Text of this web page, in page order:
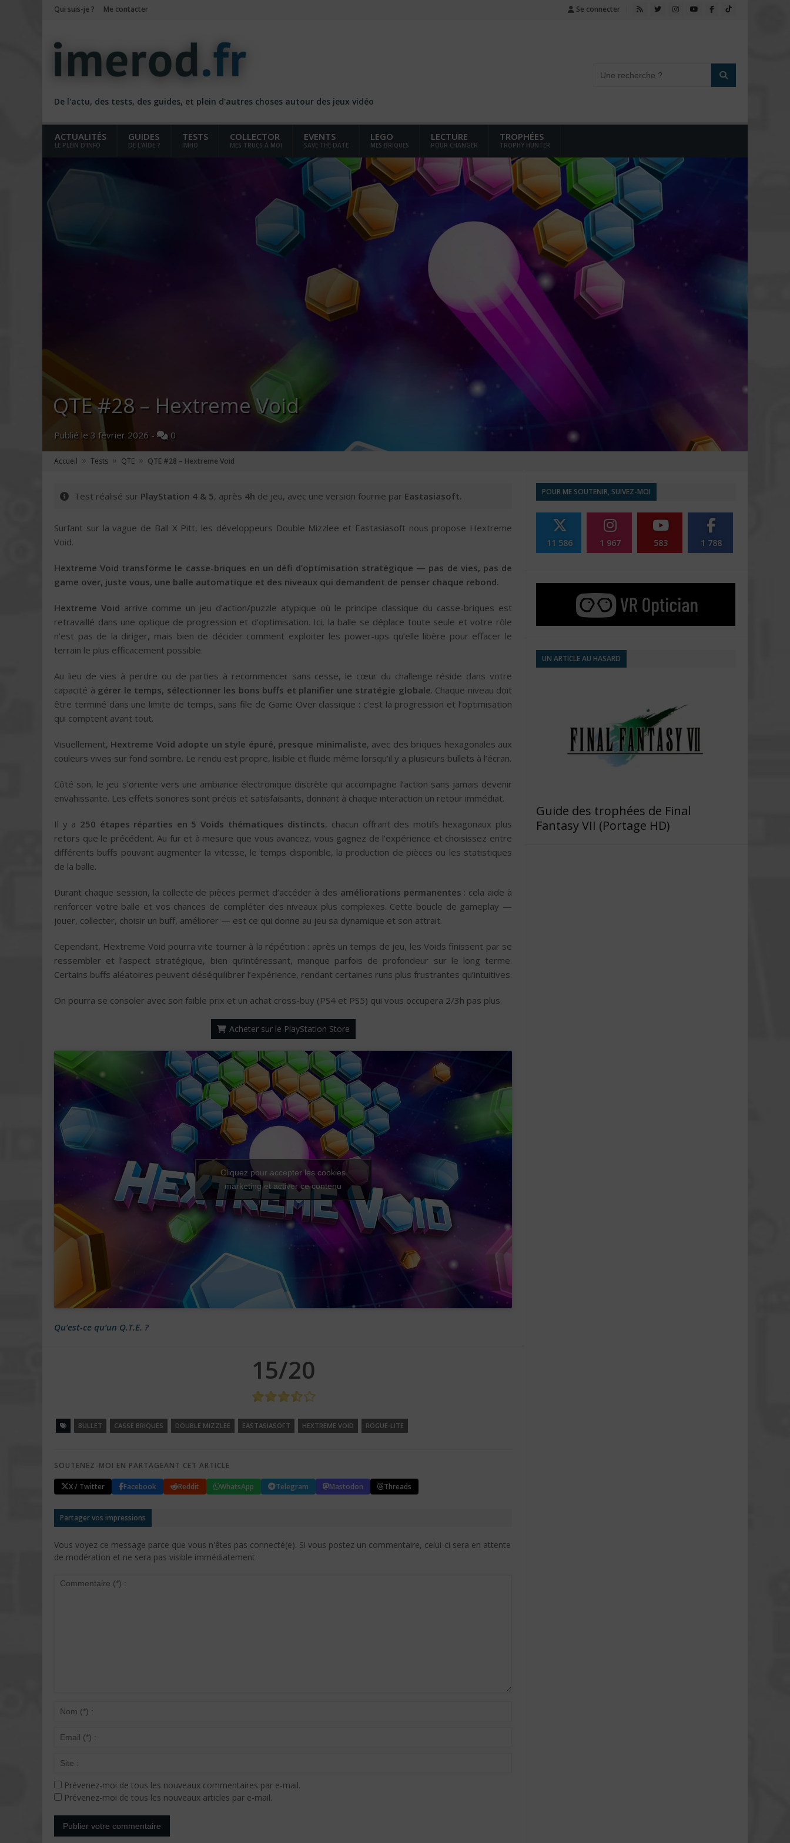
Qui suis-je ? Me contacter Se connecter
De l'actu, des tests, des guides, et plein d'autres choses autour des jeux vidéo
ACTUALITÉS
LE PLEIN D'INFO
GUIDES
DE L'AIDE ?
TESTS
IMHO
COLLECTOR
MES TRUCS À MOI
EVENTS
SAVE THE DATE
LEGO
MES BRIQUES
LECTURE
POUR CHANGER
TROPHÉES
TROPHY HUNTER
QTE #28 – Hextreme Void
Publié le 3 février 2026 - 0
Accueil » Tests » QTE » QTE #28 – Hextreme Void
Test réalisé sur PlayStation 4 & 5, après 4h de jeu, avec une version fournie par Eastasiasoft.
Surfant sur la vague de Ball X Pitt, les développeurs Double Mizzlee et Eastasiasoft nous propose Hextreme
Void.
Hextreme Void transforme le casse-briques en un défi d’optimisation stratégique — pas de vies, pas de
game over, juste vous, une balle automatique et des niveaux qui demandent de penser chaque rebond.
Hextreme Void arrive comme un jeu d’action/puzzle atypique où le principe classique du casse-briques est
retravaillé dans une optique de progression et d’optimisation. Ici, la balle se déplace toute seule et votre rôle
n’est pas de la diriger, mais bien de décider comment exploiter les power-ups qu’elle libère pour effacer le
terrain le plus efficacement possible.
Au lieu de vies à perdre ou de parties à recommencer sans cesse, le cœur du challenge réside dans votre
capacité à gérer le temps, sélectionner les bons buffs et planifier une stratégie globale. Chaque niveau doit
être terminé dans une limite de temps, sans file de Game Over classique : c’est la progression et l’optimisation
qui comptent avant tout.
Visuellement, Hextreme Void adopte un style épuré, presque minimaliste, avec des briques hexagonales aux
couleurs vives sur fond sombre. Le rendu est propre, lisible et fluide même lorsqu’il y a plusieurs bullets à l’écran.
Côté son, le jeu s’oriente vers une ambiance électronique discrète qui accompagne l’action sans jamais devenir
envahissante. Les effets sonores sont précis et satisfaisants, donnant à chaque interaction un retour immédiat.
Il y a 250 étapes réparties en 5 Voids thématiques distincts, chacun offrant des motifs hexagonaux plus
retors que le précédent. Au fur et à mesure que vous avancez, vous gagnez de l’expérience et choisissez entre
différents buffs pouvant augmenter la vitesse, le temps disponible, la production de pièces ou les statistiques
de la balle.
Durant chaque session, la collecte de pièces permet d’accéder à des améliorations permanentes : cela aide à
renforcer votre balle et vos chances de compléter des niveaux plus complexes. Cette boucle de gameplay —
jouer, collecter, choisir un buff, améliorer — est ce qui donne au jeu sa dynamique et son attrait.
Cependant, Hextreme Void pourra vite tourner à la répétition : après un temps de jeu, les Voids finissent par se
ressembler et l’aspect stratégique, bien qu’intéressant, manque parfois de profondeur sur le long terme.
Certains buffs aléatoires peuvent déséquilibrer l’expérience, rendant certaines runs plus frustrantes qu’intuitives.
On pourra se consoler avec son faible prix et un achat cross-buy (PS4 et PS5) qui vous occupera 2/3h pas plus.
Acheter sur le PlayStation Store
Cliquez pour accepter les cookies
marketing et activer ce contenu
Qu’est-ce qu’un Q.T.E. ?
15/20
BULLET CASSE BRIQUES DOUBLE MIZZLEE EASTASIASOFT HEXTREME VOID ROGUE-LITE
SOUTENEZ-MOI EN PARTAGEANT CET ARTICLE
X / Twitter Facebook Reddit WhatsApp Telegram Mastodon Threads
Partager vos impressions
Vous voyez ce message parce que vous n'êtes pas connecté(e). Si vous postez un commentaire, celui-ci sera en attente
de modération et ne sera pas visible immédiatement.
Prévenez-moi de tous les nouveaux commentaires par e-mail.
Prévenez-moi de tous les nouveaux articles par e-mail.
POUR ME SOUTENIR, SUIVEZ-MOI
11 586 1 967 583 1 788
UN ARTICLE AU HASARD
Guide des trophées de Final
Fantasy VII (Portage HD)